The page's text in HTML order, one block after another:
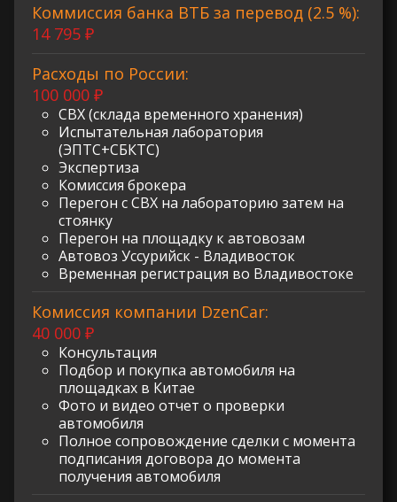
Коммиссия банка ВТБ за перевод (2.5 %):
14 795 ₽
Расходы по России:
100 000 ₽
СВХ (склада временного хранения)
Испытательная лаборатория
(ЭПТС+СБКТС)
Экспертиза
Комиссия брокера
Перегон с СВХ на лабораторию затем на
стоянку
Перегон на площадку к автовозам
Автовоз Уссурийск - Владивосток
Временная регистрация во Владивостоке
Комиссия компании DzenCar:
40 000 ₽
Консультация
Подбор и покупка автомобиля на
площадках в Китае
Фото и видео отчет о проверки
автомобиля
Полное сопровождение сделки с момента
подписания договора до момента
получения автомобиля